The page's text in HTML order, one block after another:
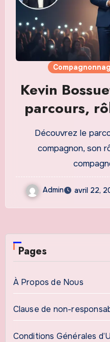
Kevin
parcours,
Découvrez le
compagnon, son
Admin avril 22,
Pages
À Propos de Nous
Clause de non-
Conditions Générales